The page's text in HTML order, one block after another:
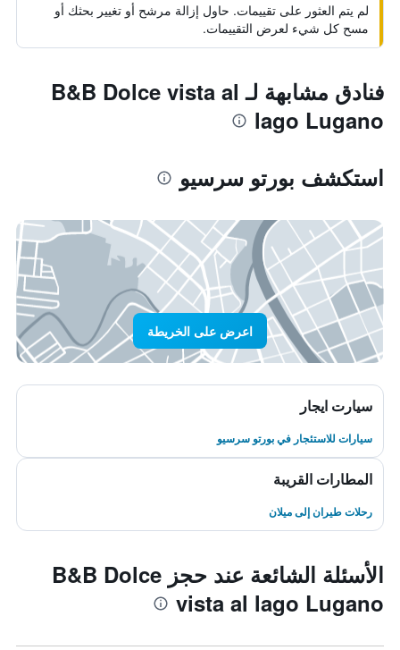
لم يتم العثور على تقييمات. حاول إزالة مرشح أو تغيير بحثك أو
مسح كل شيء لعرض التقييمات.
فنادق مشابهة لـ B&B Dolce vista al
lago Lugano
استكشف بورتو سرسيو
اعرض على الخريطة
سيارت ايجار
سيارات للاستئجار في بورتو سرسيو
المطارات القريبة
رحلات طيران إلى ميلان
الأسئلة الشائعة عند حجز B&B Dolce
vista al lago Lugano